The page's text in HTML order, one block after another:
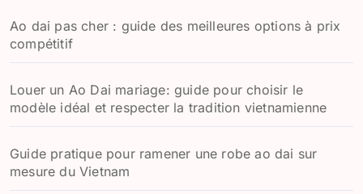
Ao dai pas cher : guide des meilleures options à prix
compétitif
Louer un Ao Dai mariage: guide pour choisir le
modèle idéal et respecter la tradition vietnamienne
Guide pratique pour ramener une robe ao dai sur
mesure du Vietnam